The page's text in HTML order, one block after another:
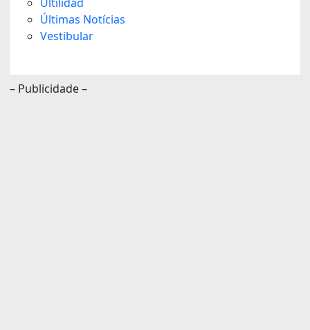
Últimas Notícias
Vestibular
– Publicidade –